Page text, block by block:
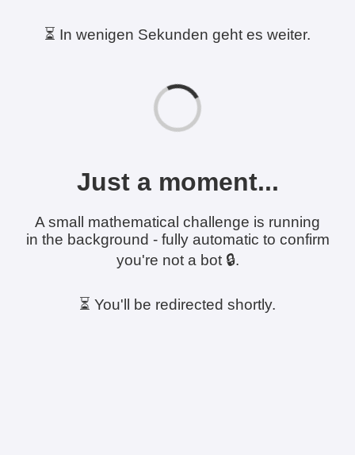
⏳ In wenigen Sekunden geht es weiter.
Just a moment...
A small mathematical challenge is running
in the background - fully automatic to confirm
you're not a bot 🔒.
⏳ You'll be redirected shortly.